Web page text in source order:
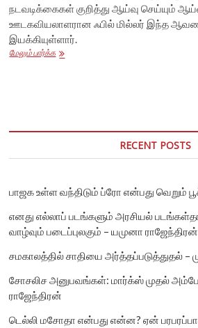
நடவடிக்கைகள் குறித்து ஆய்வு செய்யும்
ஊடகவியலாளரான ஃபில் மில்லர் இந்த
இயக்கியுள்ளார்.
மேலும் பார்க்ககீனி
RECENT POSTS
பாஜக உள்ள வந்திடும் ப்ரோ என்பது வெறும்
எனது எல்லாப் படங்களும் அரசியல்
வாழ்வும் படைப்புலகும் – யமுனா ராஜேந்திரன்
சமகாலத்தில் சாதியை அர்த்தப்படுத்துதல் –
சோசலிச அனுபவங்கள்: மார்க்ஸ் முதல்
ராஜேந்திரன்
டெல்லி மசோதா என்பது என்ன? ஏன்